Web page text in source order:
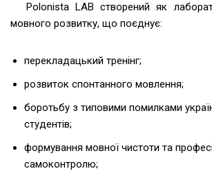
Polonista LAB створений як
мовного розвитку, що поєднує:
перекладацький тренінг;
розвиток спонтанного мовлення;
боротьбу з типовими помилками
студентів;
формування мовної чистоти та
самоконтролю;